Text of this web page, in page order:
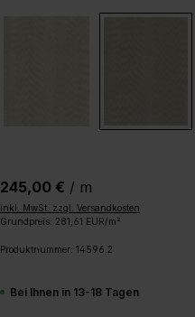
245,00 € / m
inkl. MwSt. zzgl. Versandkosten
Grundpreis: 281,61 EUR/m²
Produktnummer: 14596.2
Bei Ihnen in 13-18 Tagen